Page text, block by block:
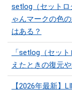
setlog（セットロ
ゃんマークの色
はある？
「setlog（セッ
えたときの復元
【2026年最新】